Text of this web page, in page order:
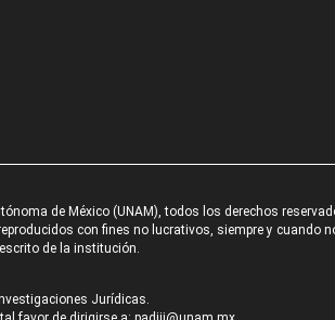
de México (UNAM), todos los derechos
con fines no lucrativos, siempre y cuando
de la institución.
Jurídicas.